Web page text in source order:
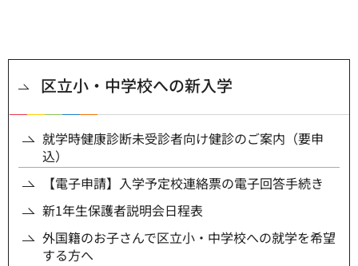
区立小・中学校への新入学
就学時健康診断未受診者向け健診のご案内（要申
込）
【電子申請】入学予定校連絡票の電子回答手続き
新1年生保護者説明会日程表
外国籍のお子さんで区立小・中学校への就学を希望
する方へ